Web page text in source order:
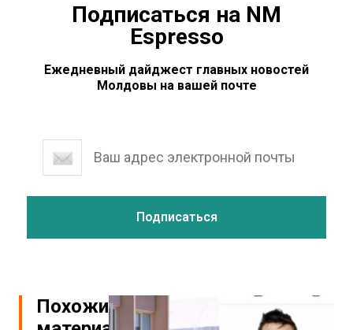
Подписаться на NM
Espresso
Ежедневный дайджест главных новостей
Молдовы на вашей почте
Похожие